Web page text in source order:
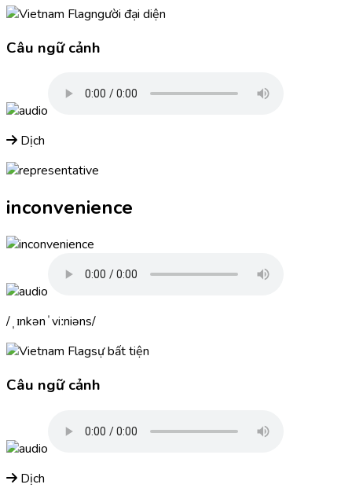
người đại diện
Câu ngữ cảnh
Dịch
inconvenience
ˌɪnkənˈviːniəns
sự bất tiện
Câu ngữ cảnh
Dịch